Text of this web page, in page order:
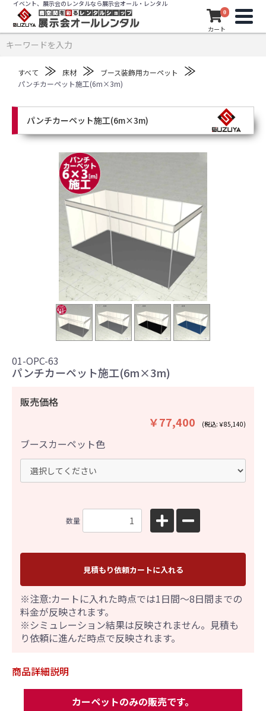
イベント、展示会のレンタルなら展示会オール・レンタル
0
カート
すべて ≫ 床材 ≫ ブース装飾用カーペット ≫
パンチカーペット施工(6m×3m)
パンチカーペット施工(6m×3m)
01-OPC-63
パンチカーペット施工(6m×3m)
販売価格
￥77,400 (税込:￥85,140)
ブースカーペット色
数量
見積もり依頼カートに入れる
※注意:カートに入れた時点では1日間～8日間までの
料金が反映されます。
※シミュレーション結果は反映されません。見積も
り依頼に進んだ時点で反映されます。
商品詳細説明
カーペットのみの販売です。